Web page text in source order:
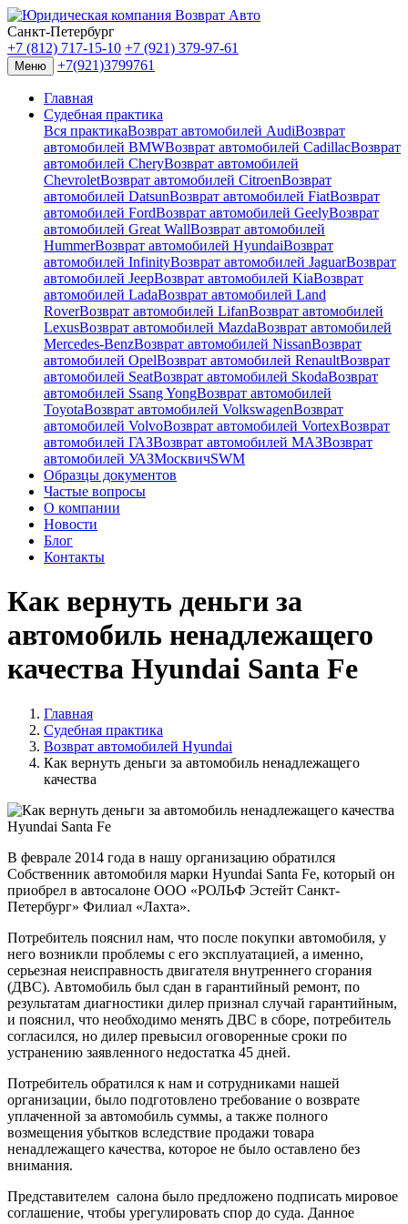
Санкт-Петербург
+7 (812) 717-15-10 +7 (921) 379-97-61
Меню +7(921)3799761
Главная
Судебная практика
Вся практикаВозврат автомобилей AudiВозврат
автомобилей BMWВозврат автомобилей CadillacВозврат
автомобилей CheryВозврат автомобилей
ChevroletВозврат автомобилей CitroenВозврат
автомобилей DatsunВозврат автомобилей FiatВозврат
автомобилей FordВозврат автомобилей GeelyВозврат
автомобилей Great WallВозврат автомобилей
HummerВозврат автомобилей HyundaiВозврат
автомобилей InfinityВозврат автомобилей JaguarВозврат
автомобилей JeepВозврат автомобилей KiaВозврат
автомобилей LadaВозврат автомобилей Land
RoverВозврат автомобилей LifanВозврат автомобилей
LexusВозврат автомобилей MazdaВозврат автомобилей
Mercedes-BenzВозврат автомобилей NissanВозврат
автомобилей OpelВозврат автомобилей RenaultВозврат
автомобилей SeatВозврат автомобилей SkodaВозврат
автомобилей Ssang YongВозврат автомобилей
ToyotaВозврат автомобилей VolkswagenВозврат
автомобилей VolvoВозврат автомобилей VortexВозврат
автомобилей ГАЗВозврат автомобилей МАЗВозврат
автомобилей УАЗМосквичSWM
Образцы документов
Частые вопросы
О компании
Новости
Блог
Контакты
Как вернуть деньги за
автомобиль ненадлежащего
качества Hyundai Santa Fe
Главная
Судебная практика
Возврат автомобилей Hyundai
Как вернуть деньги за автомобиль ненадлежащего
качества
В феврале 2014 года в нашу организацию обратился
Собственник автомобиля марки Hyundai Santa Fe, который он
приобрел в автосалоне ООО «РОЛЬФ Эстейт Санкт-
Петербург» Филиал «Лахта».
Потребитель пояснил нам, что после покупки автомобиля, у
него возникли проблемы с его эксплуатацией, а именно,
серьезная неисправность двигателя внутреннего сгорания
(ДВС). Автомобиль был сдан в гарантийный ремонт, по
результатам диагностики дилер признал случай гарантийным,
и пояснил, что необходимо менять ДВС в сборе, потребитель
согласился, но дилер превысил оговоренные сроки по
устранению заявленного недостатка 45 дней.
Потребитель обратился к нам и сотрудниками нашей
организации, было подготовлено требование о возврате
уплаченной за автомобиль суммы, а также полного
возмещения убытков вследствие продажи товара
ненадлежащего качества, которое не было оставлено без
внимания.
Представителем салона было предложено подписать мировое
соглашение, чтобы урегулировать спор до суда. Данное